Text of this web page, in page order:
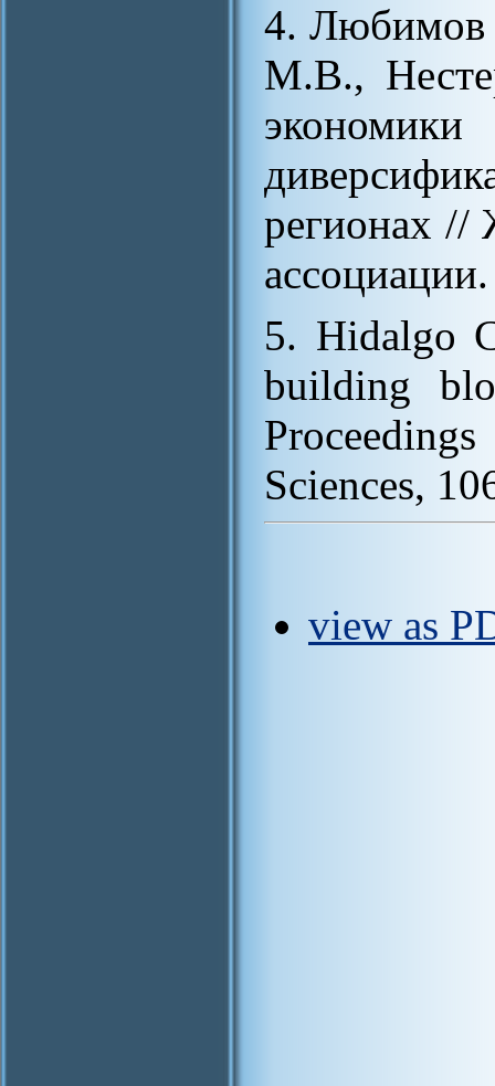
4. Любимов
М.В.,
регионах //
5. Hidalgo
building
Sciences,
view as